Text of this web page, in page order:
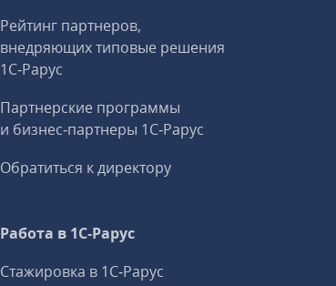
Рейтинг партнеров,
внедряющих типовые решения
1С‑Рарус
Партнерские программы
и бизнес‑партнеры 1С‑Рарус
Обратиться к директору
Работа в 1С‑Рарус
Стажировка в 1С‑Рарус